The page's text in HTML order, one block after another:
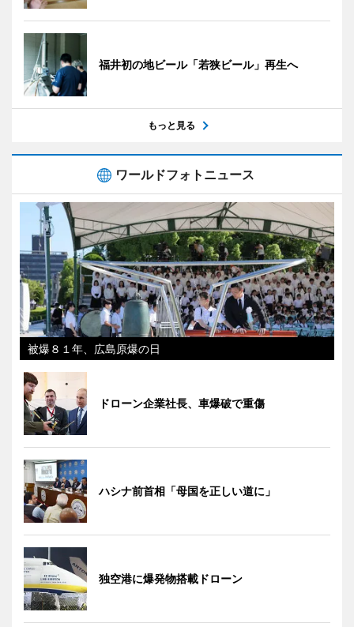
福井初の地ビール「若狭ビール」再生へ
もっと見る
ワールドフォトニュース
被爆８１年、広島原爆の日
ドローン企業社長、車爆破で重傷
ハシナ前首相「母国を正しい道に」
独空港に爆発物搭載ドローン